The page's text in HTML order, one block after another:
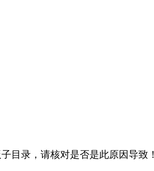
目录，请核对是否是此原因导致！